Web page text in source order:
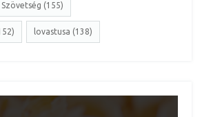
(155)
lovastusa (138)